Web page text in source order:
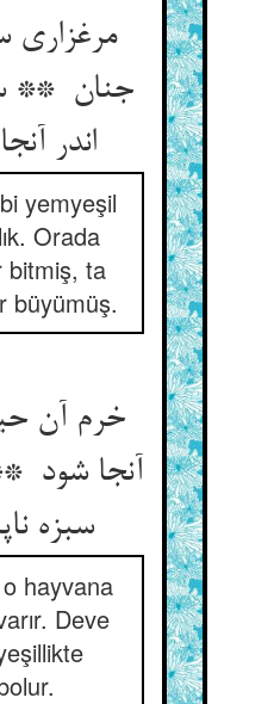
مرغزاری
جنان **
اندر آنجا تا میان
yemyeşil
Orada
bitmiş, ta
büyümüş.
خرم آن
آنجا شود
سبزه ناپیدا شود
hayvana
Deve